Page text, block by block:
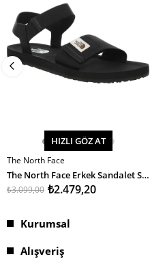
SEPETE EKLE
HIZLI GÖZ AT
The North Face
The North Face Erkek Sandalet Skeena Sandal
₺2.479,20
₺3.099,00
Kurumsal
Alışveriş